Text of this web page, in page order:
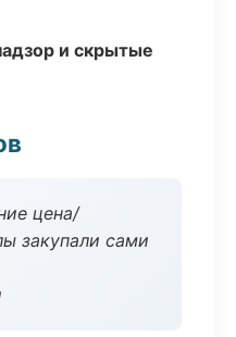
и скрытые
цена/
закупали сами